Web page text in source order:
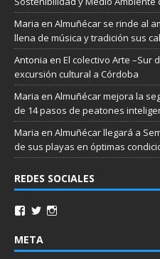
Maria en Almuñécar se rinde al
llena de música y tradición sus
Antonia en El colectivo Arte –Sur
excursión cultural a Córdoba
Maria en Almuñécar mejora la
de 14 pasos de peatones
Maria en Almuñécar llegará a
de sus playas en óptimas
REDES SOCIALES
META